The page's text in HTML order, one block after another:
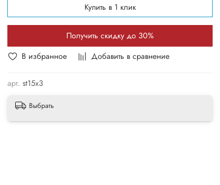
В избранное Добавить в сравнение
арт. st15x3
Купить в 1 клик
Получить скидку до 30%
Выбрать